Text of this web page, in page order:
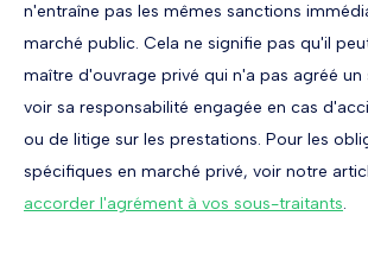
n'entraîne pas les mêmes sanctions
marché public. Cela ne signifie pas qu'il
maître d'ouvrage privé qui n'a pas agréé
voir sa responsabilité engagée en cas
ou de litige sur les prestations. Pour les
spécifiques en marché privé, voir notre
accorder l'agrément à vos sous-traitants.